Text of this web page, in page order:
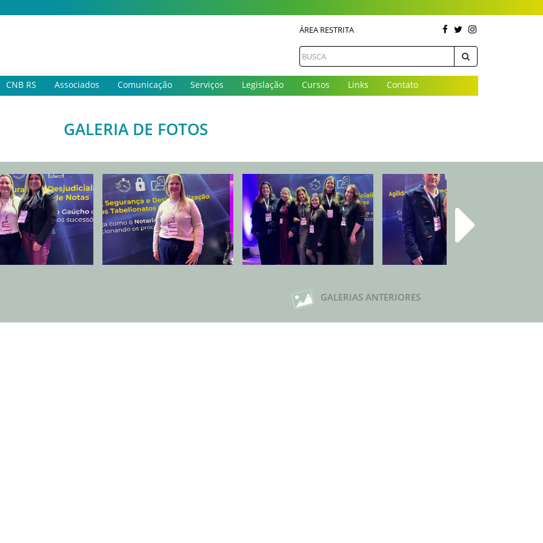
ÁREA RESTRITA
CNB RS Associados Comunicação Serviços Legislação Cursos Links Contato
GALERIA DE FOTOS
GALERIAS ANTERIORES